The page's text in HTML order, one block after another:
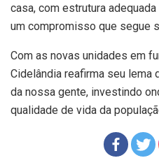
casa, com estrutura
um compromisso que segue
Com as novas unidades em
Cidelândia reafirma seu lema
da nossa gente, investindo
qualidade de vida da